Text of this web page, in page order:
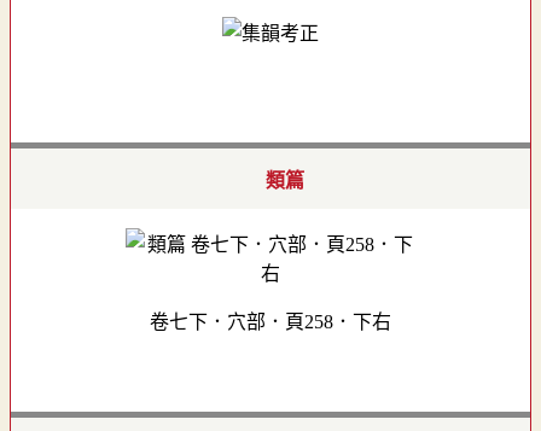
類篇
卷七下．穴部．頁258．下右